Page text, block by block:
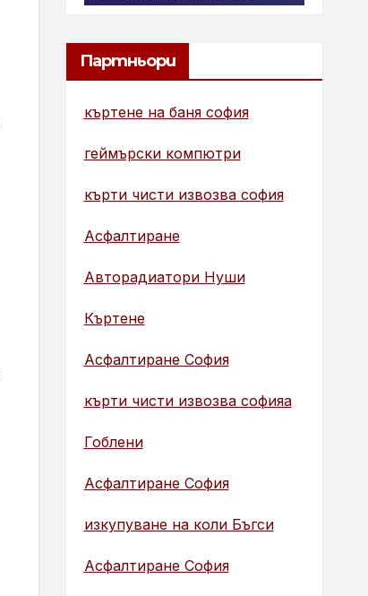
Партньори
къртене на баня софия
геймърски компютри
кърти чисти извозва софия
Асфалтиране
Авторадиатори Нуши
Къртене
Асфалтиране София
кърти чисти извозва софияа
Гоблени
Асфалтиране София
изкупуване на коли Бъгси
Асфалтиране София